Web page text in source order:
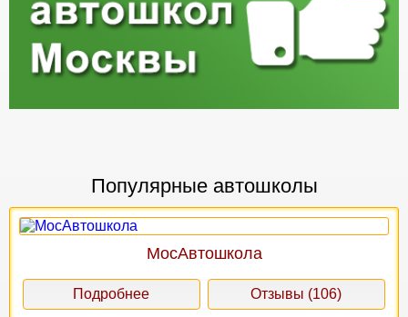
Популярные автошколы
МосАвтошкола
Подробнее Отзывы (106)